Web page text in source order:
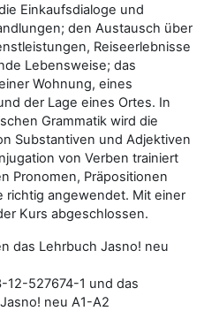
Einkaufsdialoge und
den Austausch über
Reiseerlebnisse
Lebensweise; das
Wohnung, eines
der Lage eines Ortes. In
Grammatik wird die
Substantiven und Adjektiven
von Verben trainiert
Pronomen, Präpositionen
richtig angewendet. Mit einer
Kurs abgeschlossen.
das Lehrbuch Jasno! neu
527674-1 und das
neu A1-A2